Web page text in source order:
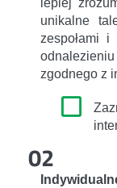
lepiej
unikalne
zespołami
zgodnego z
02